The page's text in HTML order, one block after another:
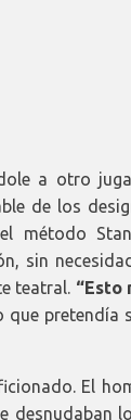
a otro
de los
método
sin
teatral. “Esto
que pretendía
El
desnudaban